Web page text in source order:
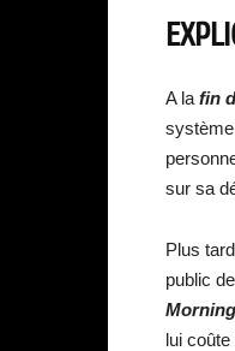
A la fin
système
sur sa
Plus
public
lui